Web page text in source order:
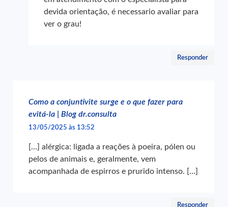
devida orientação, é necessario avaliar para
ver o grau!
Responder
Como a conjuntivite surge e o que fazer para
evitá-la | Blog dr.consulta
13/05/2025 às 13:52
[…] alérgica: ligada a reações à poeira, pólen ou
pelos de animais e, geralmente, vem
acompanhada de espirros e prurido intenso. […]
Responder